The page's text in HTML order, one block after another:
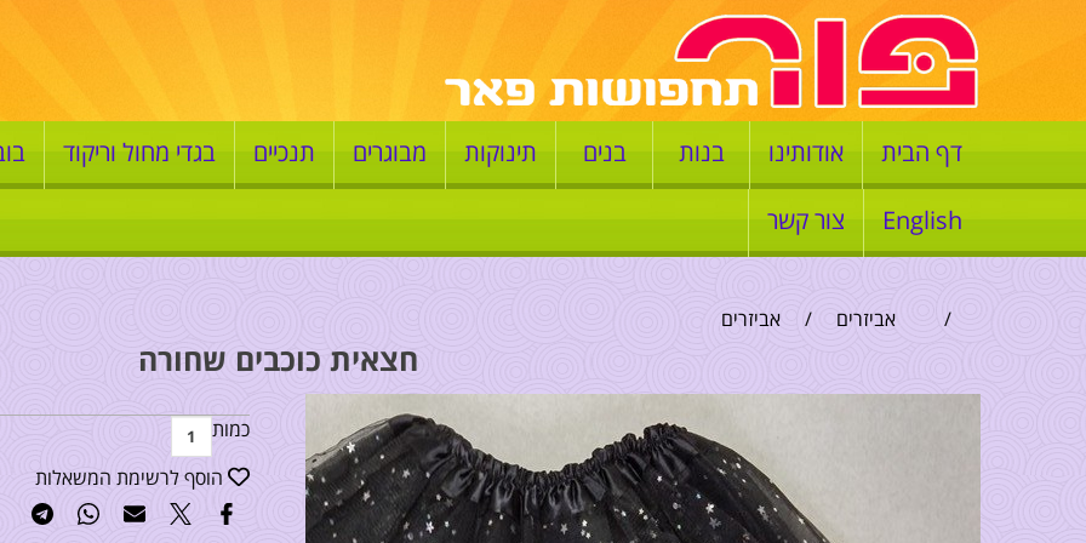
דף הבית אודותינו בנות בנים תינוקות מבוגרים תנכיים בגדי מחול וריקוד
English צור קשר
/ אביזרים / אביזרים
חצאית כוכבים שחורה
כמות
הוסף לרשימת המשאלות